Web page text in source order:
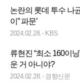
논란의 롯데 투수 나
이” 파문’
2024.02.28. KBS
류현진 “최소 160이
운 거 아니야?
2024.02.28. 경향신문